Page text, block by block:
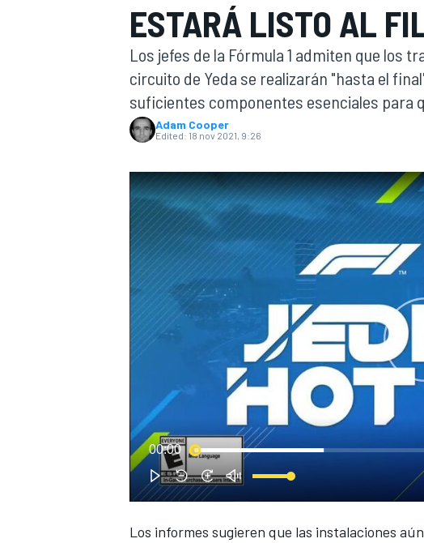
FÓRMULA E MOTO
NASCARINDYCARSPORTSCARRALLYTURISMO
MÁS
ESTARÁ LISTO AL
Los jefes de la Fórmula 1 admiten que los
circuito de Yeda se realizarán "hasta el
suficientes componentes esenciales para
Adam Cooper
Edited: 18 nov 2021, 9:26
00:00
Los informes sugieren que las instalaciones